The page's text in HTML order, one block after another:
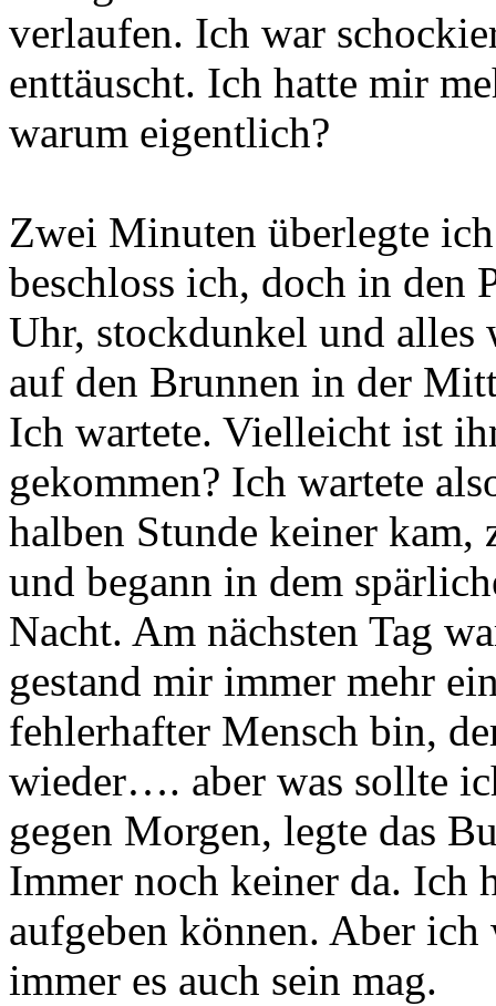
verlaufen. Ich war
enttäuscht. Ich hatte mir
warum eigentlich?
Zwei Minuten überlegte
beschloss ich, doch in den
Uhr, stockdunkel und alles
auf den Brunnen in der
Ich wartete. Vielleicht ist
gekommen? Ich wartete
halben Stunde keiner kam,
und begann in dem
Nacht. Am nächsten Tag
gestand mir immer mehr
fehlerhafter Mensch bin,
wieder…. aber was sollte
gegen Morgen, legte das
Immer noch keiner da. Ich
aufgeben können. Aber
immer es auch sein mag.